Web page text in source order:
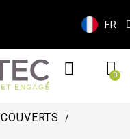
FR
COUVERTS